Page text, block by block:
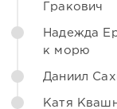
Гракович
Надежда
к морю
Даниил
Катя